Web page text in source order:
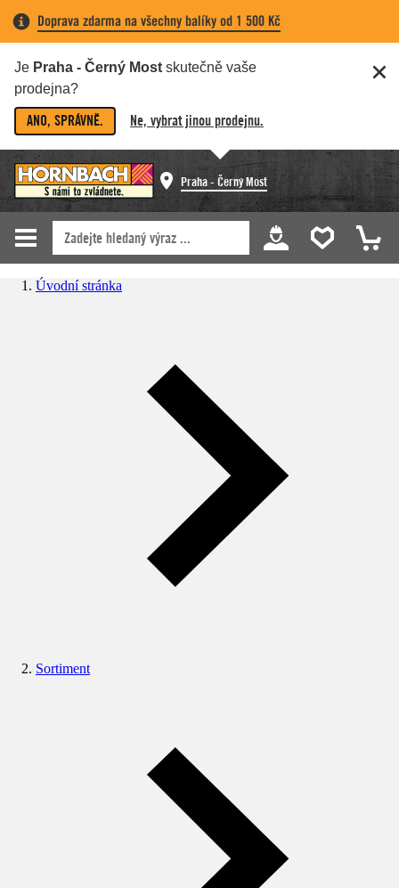
Doprava zdarma na všechny balíky od 1 500 Kč
Je Praha - Černý Most skutečně vaše
prodejna?
ANO, SPRÁVNĚ. Ne, vybrat jinou prodejnu.
Praha - Černý Most
Úvodní stránka
Sortiment